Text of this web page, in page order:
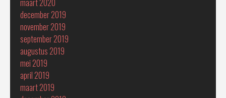
december 2019
november 2019
september 2019
augustus 2019
mei 2019
april 2019
maart 2019